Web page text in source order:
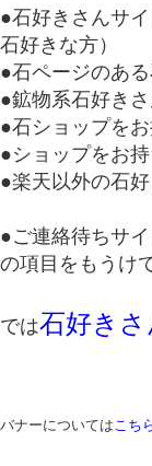
●石好きさんサ
石好きな方）
●石ページのあ
●鉱物系石好き
●石ショップを
●ショップをお
●楽天以外の石
●ご連絡待ち
の項目をもうけ
では石好きさ
バナーについてはこち